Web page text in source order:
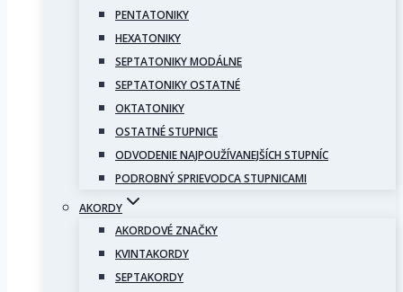
PENTATONIKY
HEXATONIKY
SEPTATONIKY MODÁLNE
SEPTATONIKY OSTATNÉ
OKTATONIKY
OSTATNÉ STUPNICE
ODVODENIE NAJPOUŽÍVANEJŠÍCH STUPNÍC
PODROBNÝ SPRIEVODCA STUPNICAMI
AKORDY
AKORDOVÉ ZNAČKY
KVINTAKORDY
SEPTAKORDY